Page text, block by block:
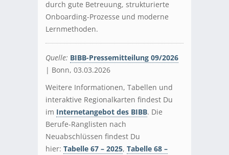
durch gute Betreuung, strukturierte
Onboarding-Prozesse und moderne
Lernmethoden.
Quelle: BIBB-Pressemitteilung 09/2026
| Bonn, 03.03.2026
Weitere Informationen, Tabellen und
interaktive Regionalkarten findest Du
im Internetangebot des BIBB. Die
Berufe-Ranglisten nach
Neuabschlüssen findest Du
hier: Tabelle 67 – 2025, Tabelle 68 –